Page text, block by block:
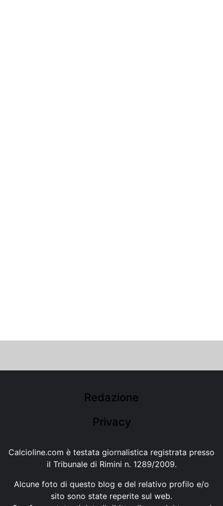
Redazione
Privacy
Calcioline.com è testata giornalistica registrata presso
il Tribunale di Rimini n. 1289/2009.
Alcune foto di questo blog e del relativo profilo e/o
sito sono state reperite sul web.